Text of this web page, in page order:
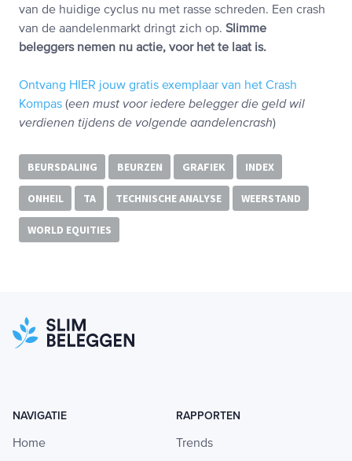
van de huidige cyclus nu met rasse schreden. Een crash
van de aandelenmarkt dringt zich op. Slimme
beleggers nemen nu actie, voor het te laat is.
Ontvang HIER jouw gratis exemplaar van het Crash
Kompas (een must voor iedere belegger die geld wil
verdienen tijdens de volgende aandelencrash)
BEURSDALING BEURZEN GRAFIEK INDEX
ONHEIL TA TECHNISCHE ANALYSE WEERSTAND
WORLD EQUITIES
NAVIGATIE
Home
RAPPORTEN
Trends